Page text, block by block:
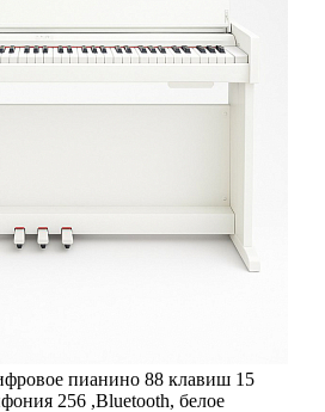
пианино 88 клавиш 15
256 ,Bluetooth, белое